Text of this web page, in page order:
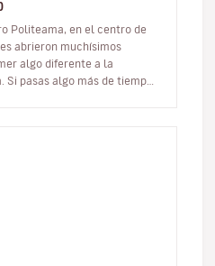
Politeama, en el centro de
abrieron muchísimos
algo diferente a la
pasas algo más de tiempo